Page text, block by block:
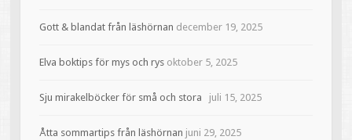
Gott & blandat från läshörnan december 19, 2025
Elva boktips för mys och rys oktober 5, 2025
Sju mirakelböcker för små och stora juli 15, 2025
Åtta sommartips från läshörnan juni 29, 2025